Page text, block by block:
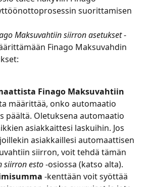
suorittamisen
Maksuvahtiin siirron asetukset -
Finago Maksuvahdin
Finago Maksuvahtiin
määrittää, onko automaatio
päältä. Oletuksena automaatio
asiakkaittesi laskuihin. Jos
asiakkaillesi automaattisen
siirron, voit tehdä tämän
siirron esto -osiossa (katso alta).
-kenttään voit syöttää